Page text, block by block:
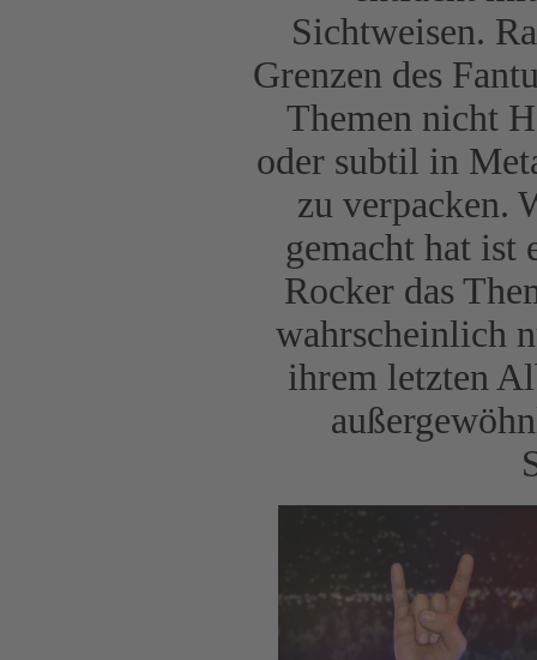
Sichtweisen.
Grenzen des
Themen nicht
oder subtil in
zu verpacken.
gemacht hat ist
Rocker das
wahrscheinlich
ihrem letzten